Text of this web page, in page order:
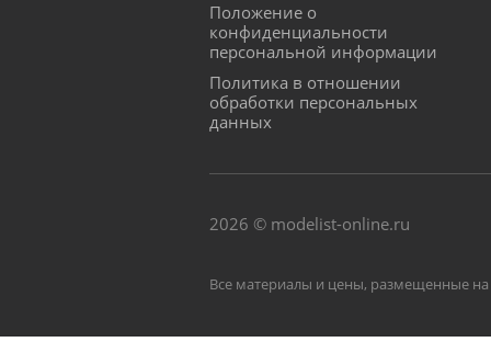
Положение о
конфиденциальности
персональной информации
Политика в отношении
обработки персональных
данных
2026 © modelist-online.ru
Все материалы и цены, размещенные на